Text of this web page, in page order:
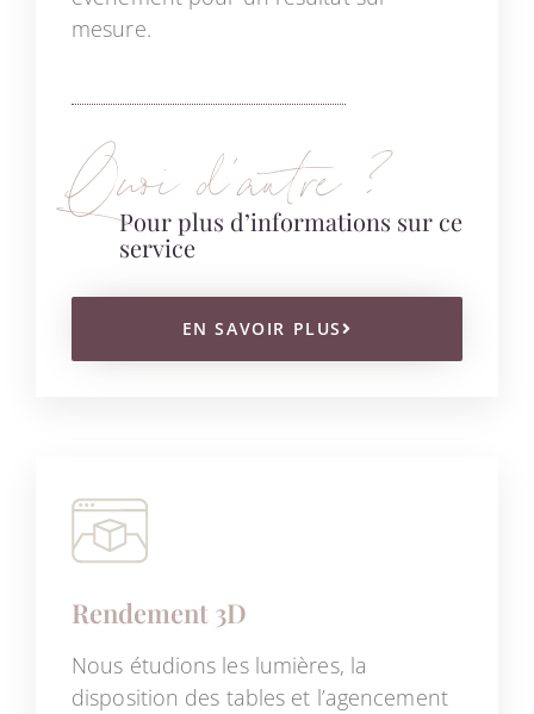
mesure.
Quoi d’autre ?
Pour plus d’informations sur ce
service
EN SAVOIR PLUS
Rendement 3D
Nous étudions les lumières, la
disposition des tables et l’agencement